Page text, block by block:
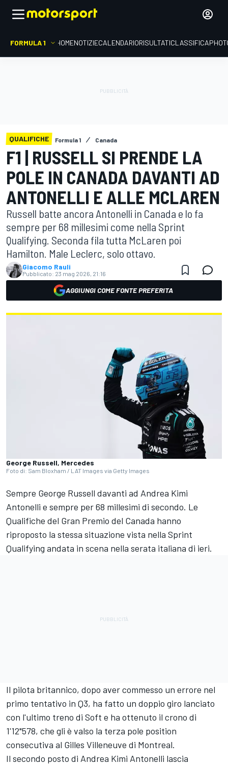
FORMULA 1 HOMENOTIZIECALENDARIORISULTATICLASSIFICA
QUALIFICHE Formula 1 Canada
F1 | RUSSELL SI PRENDE LA
POLE IN CANADA DAVANTI AD
ANTONELLI E ALLE MCLAREN
Russell batte ancora Antonelli in Canada e lo fa
sempre per 68 millesimi come nella Sprint
Qualifying. Seconda fila tutta McLaren poi
Hamilton. Male Leclerc, solo ottavo.
Giacomo Rauli
Pubblicato: 23 mag 2026, 21:16
AGGIUNGI COME FONTE PREFERITA
George Russell, Mercedes
Foto di: Sam Bloxham / LAT Images via Getty Images
Sempre George Russell davanti ad Andrea Kimi
Antonelli e sempre per 68 millesimi di secondo. Le
Qualifiche del Gran Premio del Canada hanno
riproposto la stessa situazione vista nella Sprint
Qualifying andata in scena nella serata italiana di ieri.
Il pilota britannico, dopo aver commesso un errore nel
primo tentativo in Q3, ha fatto un doppio giro lanciato
con l'ultimo treno di Soft e ha ottenuto il crono di
1'12"578, che gli è valso la terza pole position
consecutiva al Gilles Villeneuve di Montreal.
Il secondo posto di Andrea Kimi Antonelli lascia